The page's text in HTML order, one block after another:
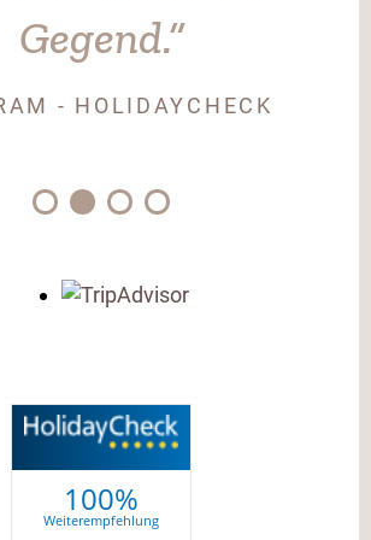
wieder gerne.“
- HOLIDAYCHECK
100%
Weiterempfehlung